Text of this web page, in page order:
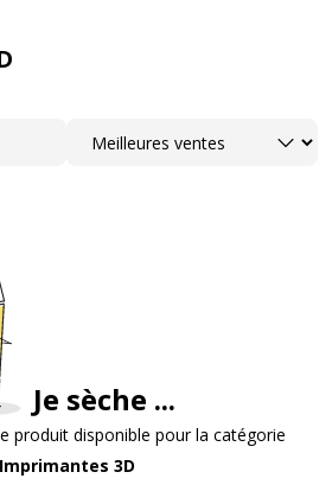
Trier
Je sèche ...
produit disponible pour la catégorie
Imprimantes 3D